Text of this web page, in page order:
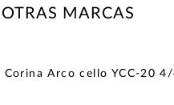
MARCAS
a wishlist
Corina Arco cello YCC-20 4/